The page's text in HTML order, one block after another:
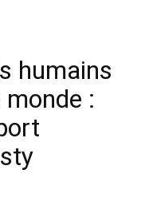
humains
: